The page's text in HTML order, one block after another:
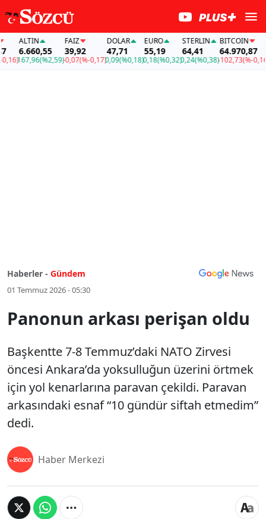
ALTIN
6.660,55
167,96(%2,59)
FAİZ
39,92
-0,07(%-0,17)
DOLAR
47,71
0,09(%0,18)
EURO
55,19
0,18(%0,32)
STERLIN
64,41
0,24(%0,38)
BITCOIN
64.970,87
-102,73(%-0,16)
Haberler - Gündem
01 Temmuz 2026 - 05:30
Panonun arkası perişan oldu
Başkentte 7-8 Temmuz’daki NATO Zirvesi
öncesi Ankara’da yoksulluğun üzerini örtmek
için yol kenarlarına paravan çekildi. Paravan
arkasındaki esnaf “10 gündür siftah etmedim”
dedi.
Haber Merkezi